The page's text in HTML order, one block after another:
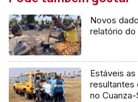
Novos
relatório
Estáveis
resultantes
no Cuanza-